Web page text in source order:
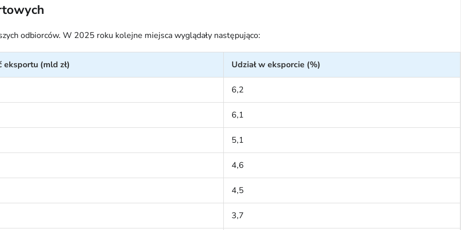
odbiorców. W 2025 roku kolejne miejsca wyglądały następująco:
eksportu (mld zł) Udział w eksporcie (%)
6,2
6,1
5,1
4,6
4,5
3,7